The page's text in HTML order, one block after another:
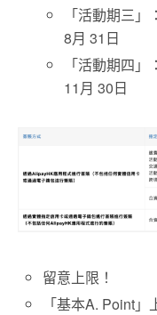
「活動期三
8月 31日
「活動期四
11月 30日
留意上限！
「基本A. Point」